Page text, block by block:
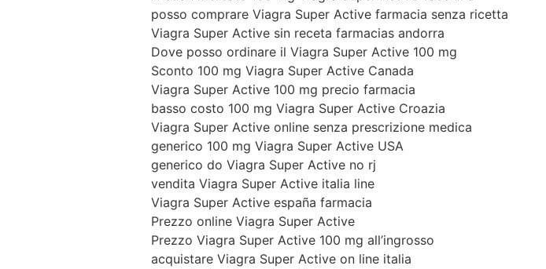
posso comprare Viagra Super Active farmacia senza ricetta
Viagra Super Active sin receta farmacias andorra
Dove posso ordinare il Viagra Super Active 100 mg
Sconto 100 mg Viagra Super Active Canada
Viagra Super Active 100 mg precio farmacia
basso costo 100 mg Viagra Super Active Croazia
Viagra Super Active online senza prescrizione medica
generico 100 mg Viagra Super Active USA
generico do Viagra Super Active no rj
vendita Viagra Super Active italia line
Viagra Super Active españa farmacia
Prezzo online Viagra Super Active
Prezzo Viagra Super Active 100 mg all’ingrosso
acquistare Viagra Super Active on line italia